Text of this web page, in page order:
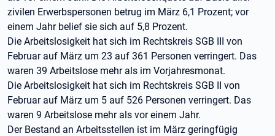
zivilen Erwerbspersonen betrug im März 6,1 Prozent; vor
einem Jahr belief sie sich auf 5,8 Prozent.
Die Arbeitslosigkeit hat sich im Rechtskreis SGB III von
Februar auf März um 23 auf 361 Personen verringert. Das
waren 39 Arbeitslose mehr als im Vorjahresmonat.
Die Arbeitslosigkeit hat sich im Rechtskreis SGB II von
Februar auf März um 5 auf 526 Personen verringert. Das
waren 9 Arbeitslose mehr als vor einem Jahr.
Der Bestand an Arbeitsstellen ist im März geringfügig